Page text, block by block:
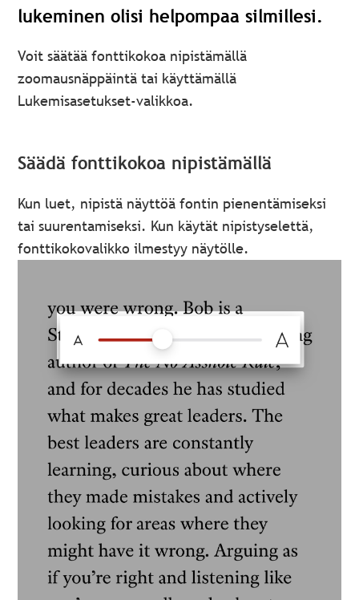
lukeminen olisi helpompaa silmillesi.
Voit säätää fonttikokoa nipistämällä
zoomausnäppäintä tai käyttämällä
Lukemisasetukset-valikkoa.
Säädä fonttikokoa nipistämällä
Kun luet, nipistä näyttöä fontin pienentämiseksi
tai suurentamiseksi. Kun käytät nipistyselettä,
fonttikokovalikko ilmestyy näytölle.